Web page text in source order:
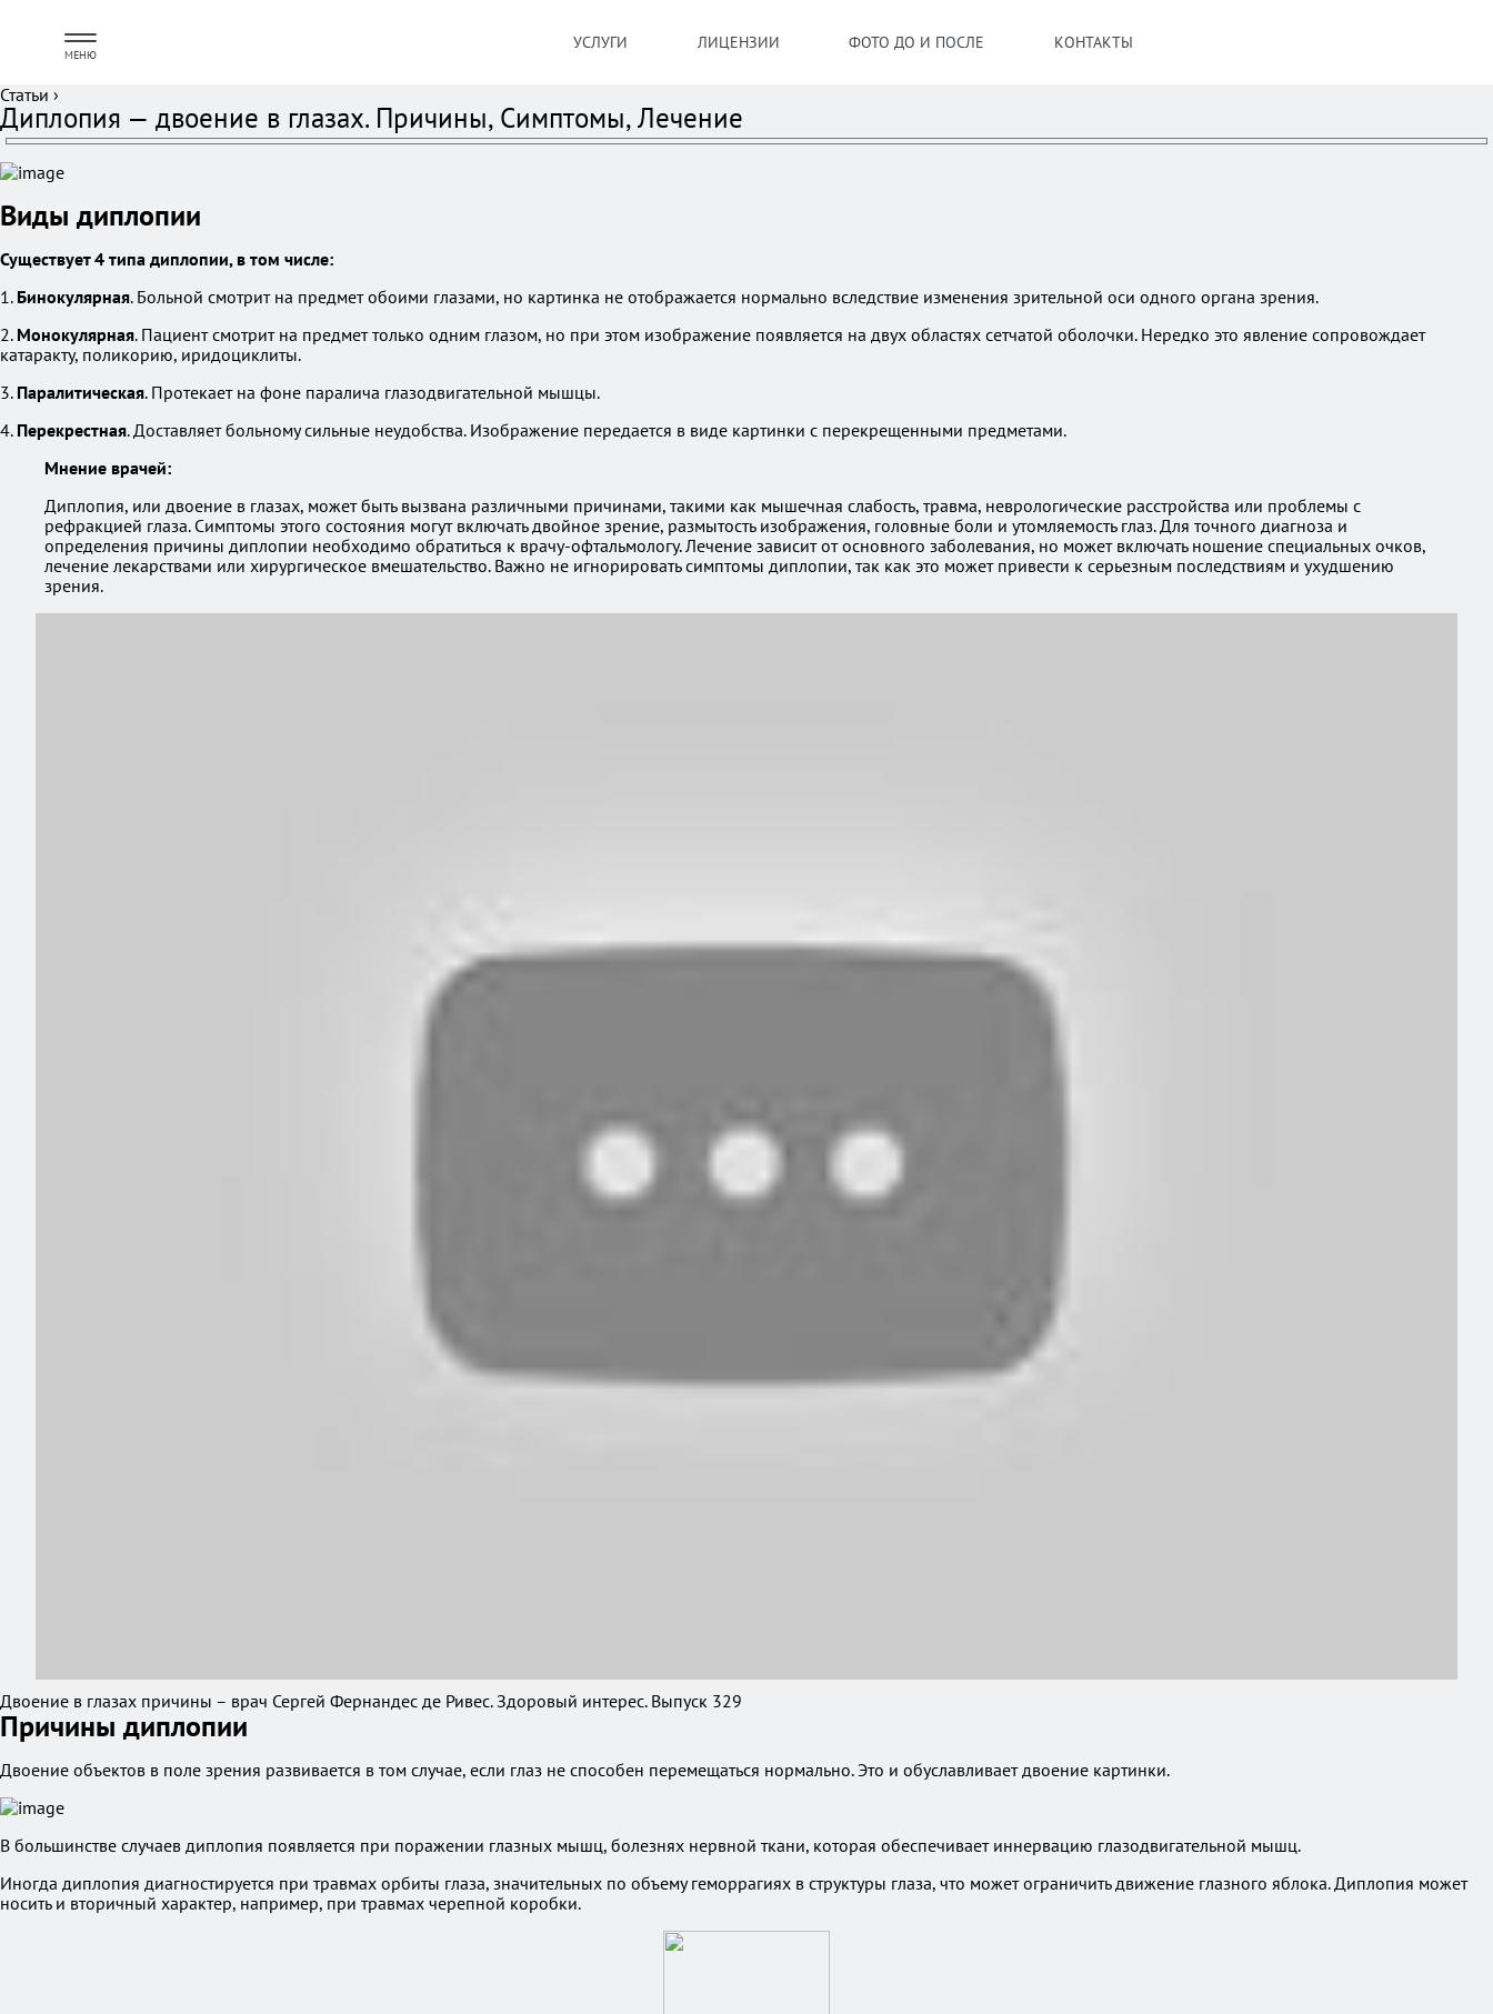
МЕНЮ
УСЛУГИ ЛИЦЕНЗИИ ФОТО ДО И ПОСЛЕ КОНТАКТЫ
Статьи ›
Диплопия — двоение в глазах. Причины, Симптомы, Лечение
Виды диплопии
Существует 4 типа диплопии, в том числе:
1. Бинокулярная. Больной смотрит на предмет обоими глазами, но картинка не отображается нормально вследствие изменения зрительной оси одного органа зрения.
2. Монокулярная. Пациент смотрит на предмет только одним глазом, но при этом изображение появляется на двух областях сетчатой оболочки. Нередко это явление сопровождает
катаракту, поликорию, иридоциклиты.
3. Паралитическая. Протекает на фоне паралича глазодвигательной мышцы.
4. Перекрестная. Доставляет больному сильные неудобства. Изображение передается в виде картинки с перекрещенными предметами.
Мнение врачей:
Диплопия, или двоение в глазах, может быть вызвана различными причинами, такими как мышечная слабость, травма, неврологические расстройства или проблемы с
рефракцией глаза. Симптомы этого состояния могут включать двойное зрение, размытость изображения, головные боли и утомляемость глаз. Для точного диагноза и
определения причины диплопии необходимо обратиться к врачу-офтальмологу. Лечение зависит от основного заболевания, но может включать ношение специальных очков,
лечение лекарствами или хирургическое вмешательство. Важно не игнорировать симптомы диплопии, так как это может привести к серьезным последствиям и ухудшению
зрения.
Двоение в глазах причины – врач Сергей Фернандес де Ривес. Здоровый интерес. Выпуск 329
Причины диплопии
Двоение объектов в поле зрения развивается в том случае, если глаз не способен перемещаться нормально. Это и обуславливает двоение картинки.
В большинстве случаев диплопия появляется при поражении глазных мышц, болезнях нервной ткани, которая обеспечивает иннервацию глазодвигательной мышц.
Иногда диплопия диагностируется при травмах орбиты глаза, значительных по объему геморрагиях в структуры глаза, что может ограничить движение глазного яблока. Диплопия может
носить и вторичный характер, например, при травмах черепной коробки.